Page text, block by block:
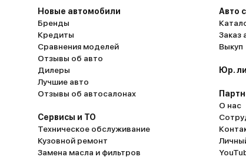
спины. Тот, кто ездил с Урала в
числом остановок, поймет,
водитель именно из-за сидячего
максимум комфорта позволило
на 1200 км в день без физической
не болела. Машина идет очень
раскачивается, уверенно
большой скорости хорошо
ходовке форда куга нет ничего,
хотелось доделать или
порекомендую для водителей,
что лить не то масло, которое
производителем, пытаясь
Новые автомобили
Бренды
Кредиты
Сравнения моделей
Отзывы об авто
Дилеры
Лучшие авто
Отзывы об автосалонах
Сервисы и ТО
Техническое обслуживание
Кузовной ремонт
Замена масла и фильтров
Авто
Заказ
Выкуп
Юр.
О нас